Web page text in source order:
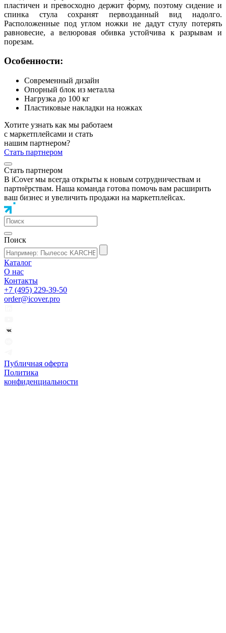
пластичен и превосходно держит форму, поэтому сидение и
спинка стула сохранят первозданный вид надолго.
Расположенные под углом ножки не дадут стулу потерять
равновесие, а велюровая обивка устойчива к разрывам и
порезам.
Особенности:
Современный дизайн
Опорный блок из металла
Нагрузка до 100 кг
Пластиковые накладки на ножках
Хотите узнать как мы работаем
с маркетплейсами и стать
нашим партнером?
Стать партнером
Стать партнером
В iCover мы всегда открыты к новым сотрудничествам и
партнёрствам. Наша команда готова помочь вам расширить
ваш бизнес и увеличить продажи на маркетплейсах.
Поиск
Каталог
О нас
Контакты
+7 (495) 229-39-50
order@icover.pro
Публичная оферта
Политика
конфиденциальности